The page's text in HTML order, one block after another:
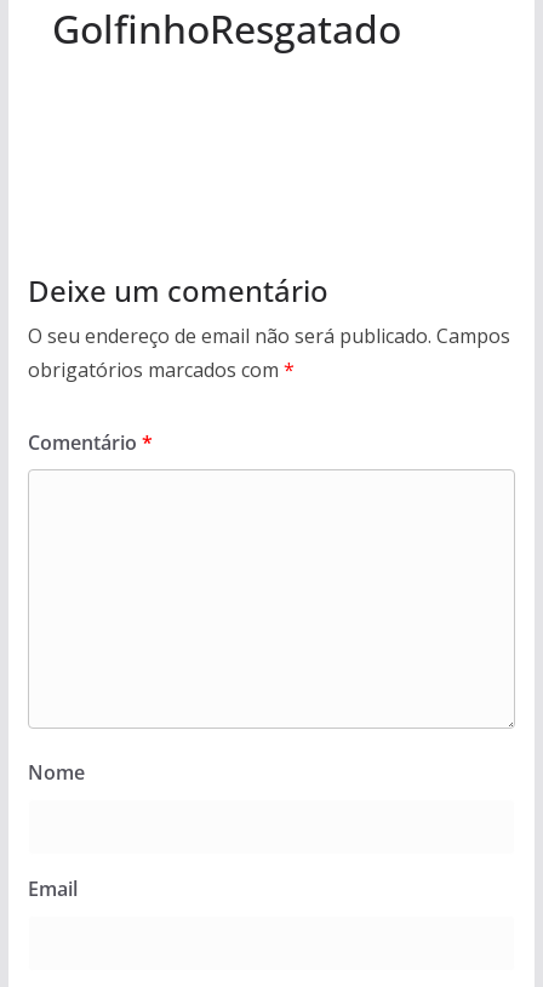
GolfinhoResgatado
Deixe um comentário
O seu endereço de email não será publicado. Campos
obrigatórios marcados com *
Comentário *
Nome
Email